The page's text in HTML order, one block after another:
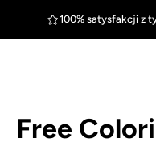
100% satysfakcji z
Free